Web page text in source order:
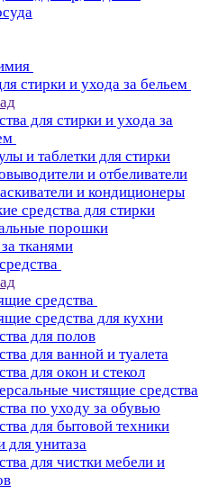
стирки и ухода за бельем
для стирки и ухода за
и таблетки для стирки
и отбеливатели
и кондиционеры
средства для стирки
порошки
тканями
средства
средства для кухни
для полов
для ванной и туалета
для окон и стекол
чистящие средства
по уходу за обувью
для бытовой техники
для унитаза
для чистки мебели и